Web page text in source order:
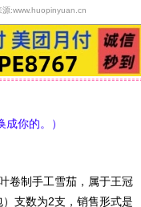
你的。）
卷制手工雪茄，属于王冠
支数为2支，销售形式是